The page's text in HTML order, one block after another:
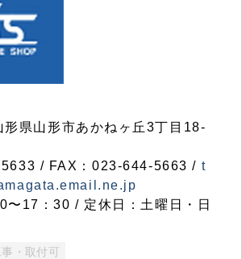
県山形市あかねヶ丘3丁目18-
/ FAX：023-644-5663 / t
〜17：30 / 定休日：土曜日・日
事・取付可